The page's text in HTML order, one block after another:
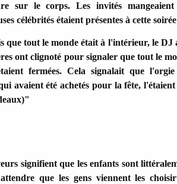
sur le corps. Les invités
célébrités étaient présentes à cette
que tout le monde était à l'intérieur, le DJ
ont clignoté pour signaler que tout le
fermées. Cela signalait que
avaient été achetés pour la fête,
signifient que les enfants sont
que les gens viennent les